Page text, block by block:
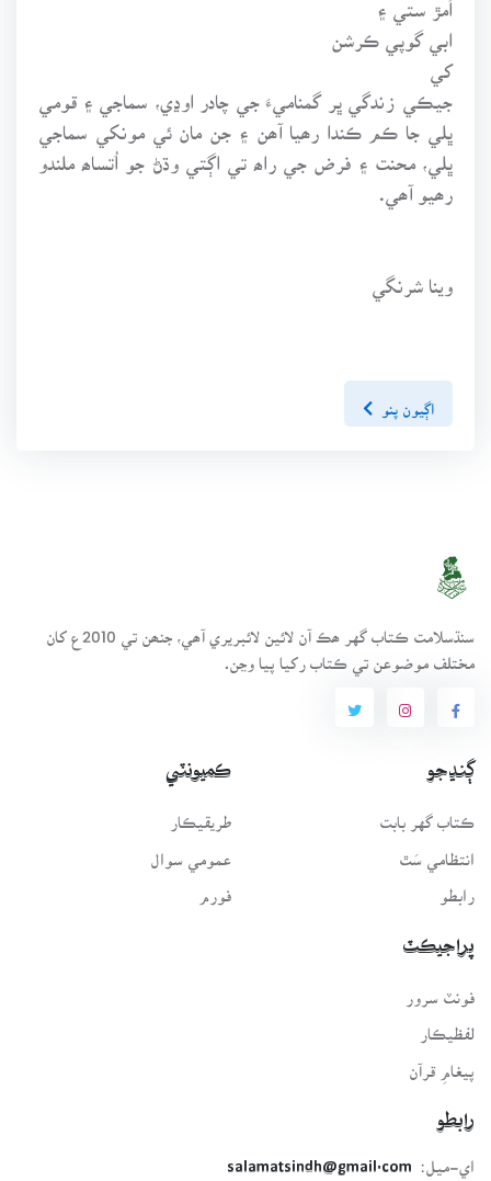
ابي گوپي ڪرشن
کي
جيڪي زندگي ڀر گمناميءَ جي چادر اوڍي، سماجي ۽ قومي
ڀلي جا ڪم ڪندا رھيا آھن ۽ جن مان ئي مونکي سماجي
ڀلي، محنت ۽ فرض جي راھ تي اڳتي وڌڻ جو اُتساھ ملندو
رھيو آھي.
وينا شرنگي
اڳيون پنو
سنڌسلامت ڪتاب گهر ھڪ آن لائين لائبريري آھي، جنھن تي 2010ع کان
مختلف موضوعن تي ڪتاب رکيا پيا وڃن.
ڳنڍجو
ڪتاب گهر بابت
انتظامي سَٿ
رابطو
ڪميونٽي
طريقيڪار
عمومي سوال
فورم
پراجيڪٽ
لفظيڪار
پيغامِ قرآن
رابطو
اي-ميل:
salamatsindh@gmail.com